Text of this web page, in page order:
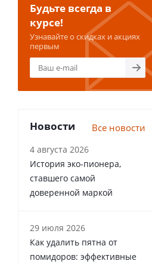
Будьте всегда в
курсе!
Узнавайте о скидках и акциях
первым
Новости Все новости
4 августа 2026
История эко-пионера,
ставшего самой
доверенной маркой
29 июля 2026
Как удалить пятна от
помидоров: эффективные